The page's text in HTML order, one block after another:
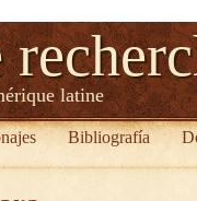
latine
Bibliografía